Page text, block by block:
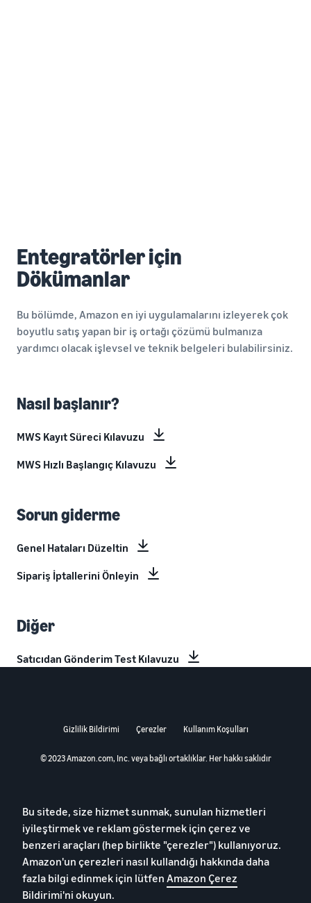
Entegratörler için
Dökümanlar
Bu bölümde, Amazon en iyi uygulamalarını izleyerek çok
boyutlu satış yapan bir iş ortağı çözümü bulmanıza
yardımcı olacak işlevsel ve teknik belgeleri bulabilirsiniz.
Nasıl başlanır?
MWS Kayıt Süreci Kılavuzu
MWS Hızlı Başlangıç Kılavuzu
Sorun giderme
Genel Hataları Düzeltin
Sipariş İptallerini Önleyin
Diğer
Satıcıdan Gönderim Test Kılavuzu
Gizlilik Bildirimi Çerezler Kullanım Koşulları
© 2023 Amazon.com, Inc. veya bağlı ortaklıklar. Her hakkı saklıdır
Bu sitede, size hizmet sunmak, sunulan hizmetleri
iyileştirmek ve reklam göstermek için çerez ve
benzeri araçları (hep birlikte "çerezler") kullanıyoruz.
Amazon'un çerezleri nasıl kullandığı hakkında daha
fazla bilgi edinmek için lütfen Amazon Çerez
Bildirimi'ni okuyun.